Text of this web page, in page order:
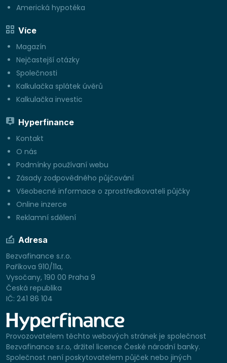
Americká hypotéka
Více
Magazín
Nejčastejší otázky
Společnosti
Kalkulačka splátek úvěrů
Kalkulačka investic
Hyperfinance
Kontakt
O nás
Podmínky používaní webu
Zásady zodpovědného půjčování
Všeobecné informace o zprostředkovateli půjčky
Online inzerce
Reklamní sdělení
Adresa
Bezvafinance s.r.o.
Paříkova 910/11a,
Vysočany, 190 00 Praha 9
Česká republika
IČ: 241 86 104
Provozovatelem těchto webových stránek je společnost
Bezvafinance s.r.o, držitel licence České národní banky.
Společnost není poskytovatelem půjček nebo jiných